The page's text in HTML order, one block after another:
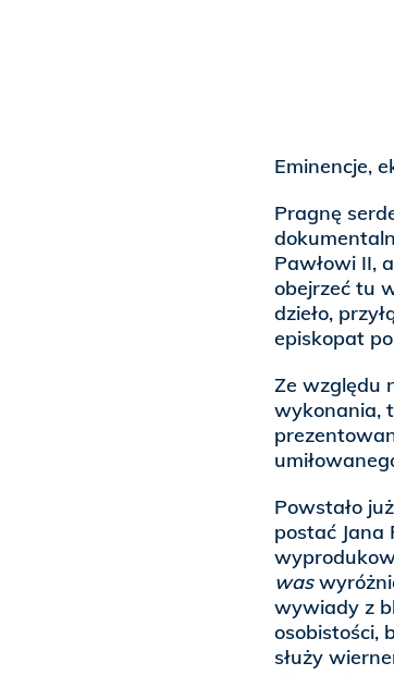
Eminencje,
Pragnę
Pawłowi II,
obejrzeć tu
dzieło,
episkopat
Ze względu
wykonania,
Powstało
postać Jana
was
wywiady z
osobistości,
służy